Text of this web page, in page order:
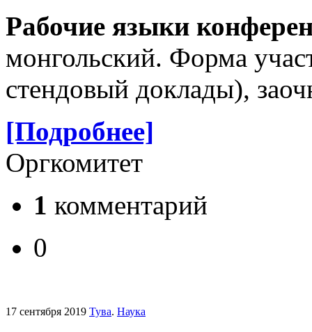
Рабочие языки
монгольский. Форма
стендовый доклады),
[Подробнее]
Оргкомитет
1 комментарий
0
17 сентября 2019 Тува. Наука